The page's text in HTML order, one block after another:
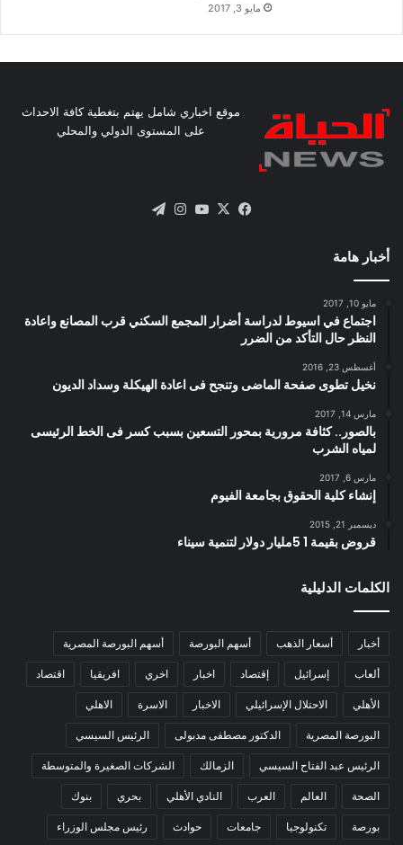
مايو 3, 2017
موقع اخباري شامل يهتم بتغطية كافة الاحداث
على المستوى الدولي والمحلي
فيسبوك
X يوتيوبانستقرام
أخبار هامة
مايو 10, 2017
اجتماع في اسيوط لدراسة أضرار المجمع السكني قرب المصانع واعادة
النظر حال التأكد من الضرر
أغسطس 23, 2016
نخيل تطوى صفحة الماضى وتنجح فى اعادة الهيكلة وسداد الديون
مارس 14, 2017
بالصور.. كثافة مرورية بمحور التسعين بسبب كسر فى الخط الرئيسى
لمياه الشرب
مارس 6, 2017
إنشاء كلية الحقوق بجامعة الفيوم
ديسمبر 21, 2015
قروض بقيمة 1 5مليار دولار لتنمية سيناء
الكلمات الدليلية
أخبار أسعار الذهب أسهم البورصة أسهم البورصة المصرية
ألعاب إسرائيل إقتصاد اخبار اخري افريقيا اقتصاد
الأهلي الاحتلال الإسرائيلي الاخبار الاسرة الاهلي
البورصة المصرية الدكتور مصطفى مدبولى الرئيس السيسي
الرئيس عبد الفتاح السيسي الزمالك الشركات الصغيرة والمتوسطة
الصحة العالم العرب النادي الأهلي بحري بنوك
بورصة تكنولوجيا جامعات حوادث رئيس مجلس الوزراء